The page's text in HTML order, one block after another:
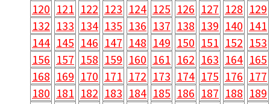
120 121 122 123 124 125 126 127 128 129
132 133 134 135 136 137 138 139 140 141
144 145 146 147 148 149 150 151 152 153
156 157 158 159 160 161 162 163 164 165
168 169 170 171 172 173 174 175 176 177
180 181 182 183 184 185 186 187 188 189